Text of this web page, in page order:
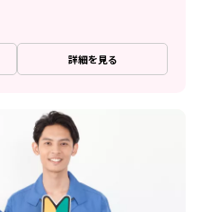
詳細を見る